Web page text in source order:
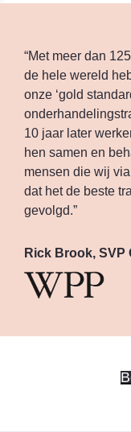
“Met meer dan
de hele wereld
onze ‘gold
10 jaar later
hen samen en
mensen die wij
dat het de beste
gevolgd.”
Rick Brook, SVP